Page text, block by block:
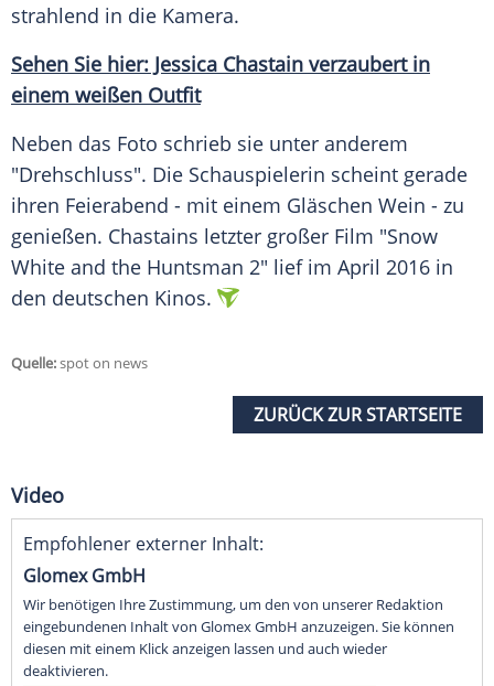
strahlend in die Kamera.
Sehen Sie hier: Jessica Chastain verzaubert in
einem weißen Outfit
Neben das Foto schrieb sie unter anderem
"Drehschluss". Die Schauspielerin scheint gerade
ihren Feierabend - mit einem Gläschen Wein - zu
genießen. Chastains letzter großer Film "Snow
White and the Huntsman 2" lief im April 2016 in
den deutschen Kinos.
Quelle:spot on news
ZURÜCK ZUR STARTSEITE
Video
Empfohlener externer Inhalt:
Glomex GmbH
Wir benötigen Ihre Zustimmung, um den von unserer Redaktion
eingebundenen Inhalt von Glomex GmbH anzuzeigen. Sie können
diesen mit einem Klick anzeigen lassen und auch wieder
deaktivieren.